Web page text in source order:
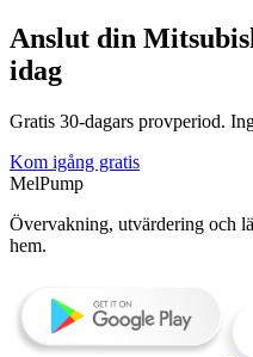
Anslut din
idag
Gratis 30-dagars provperiod.
Kom igång gratis
MelPump
Övervakning, utvärdering och
hem.